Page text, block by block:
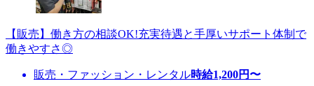
【販売】働き方の相談OK!充実待遇と手厚いサポート体制で
働きやすさ◎
販売・ファッション・レンタル時給1,200円〜